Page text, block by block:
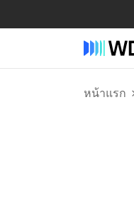
หน้าแรก